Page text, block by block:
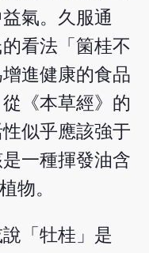
氣。久服通
看法「箘桂不
進健康的食品
《本草經》的
似乎應該強于
一種揮發油含
物。
「牡桂」是